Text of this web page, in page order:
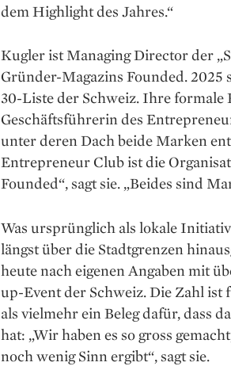
dem Highlight des Jahres.“
Kugler ist Managing Director der
Gründer-Magazins Founded. 2025
30-Liste der Schweiz. Ihre
Geschäftsführerin des
unter deren Dach beide Marken
Entrepreneur Club ist die
Founded“, sagt sie. „Beides sind
Was ursprünglich als lokale
längst über die Stadtgrenzen
heute nach eigenen Angaben mit
up-Event der Schweiz. Die Zahl
als vielmehr ein Beleg dafür, dass
hat: „Wir haben es so gross
noch wenig Sinn ergibt“, sagt sie.